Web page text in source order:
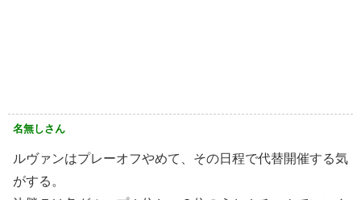
名無しさん
ルヴァンはプレーオフやめて、その日程で代替開催する気
がする。